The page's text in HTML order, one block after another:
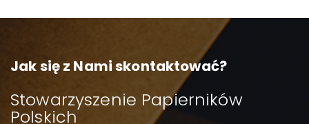
Jak się z Nami skontaktować?
Stowarzyszenie Papierników
Polskich